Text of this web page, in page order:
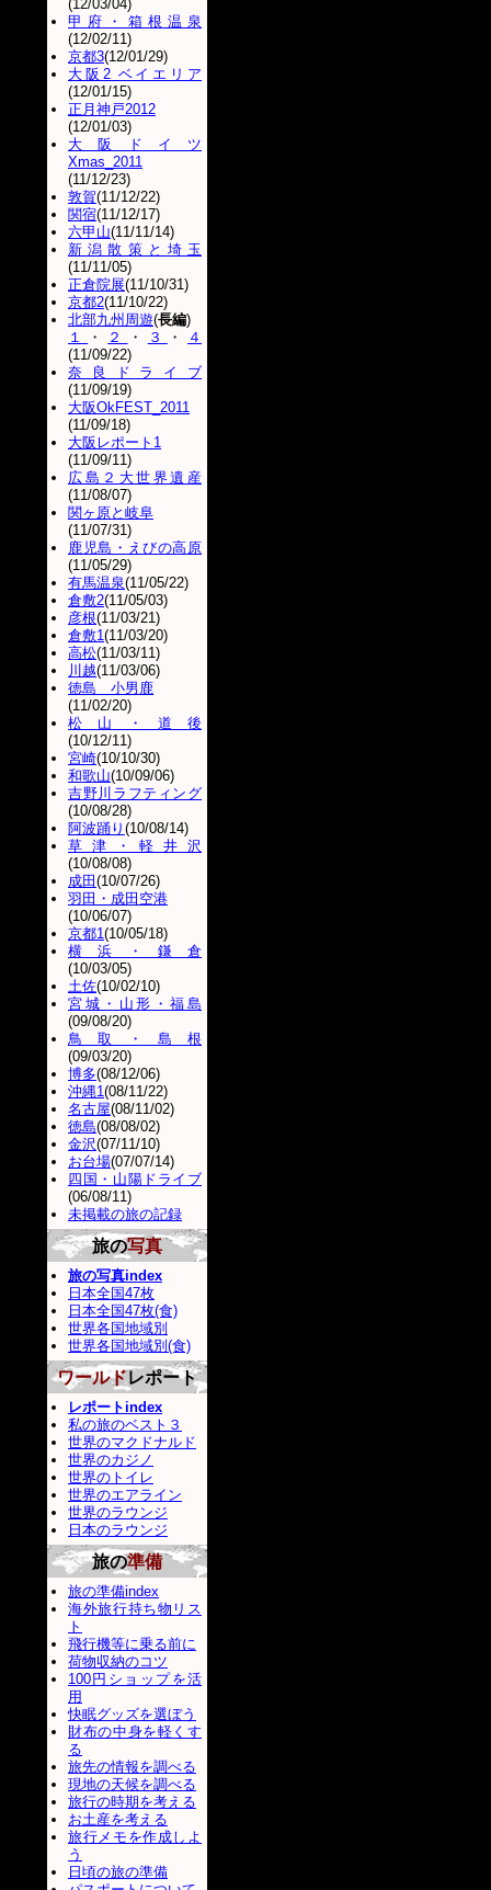
(12/03/04)
甲府・箱根温泉
(12/02/11)
京都3(12/01/29)
大阪2 ベイエリア
(12/01/15)
正月神戸2012
(12/01/03)
大阪ドイツ
Xmas_2011
(11/12/23)
敦賀(11/12/22)
関宿(11/12/17)
六甲山(11/11/14)
新潟散策と埼玉
(11/11/05)
正倉院展(11/10/31)
京都2(11/10/22)
北部九州周遊(長編)
１
・ ２ ・ ３ ・
４
(11/09/22)
奈良ドライブ
(11/09/19)
大阪OkFEST_2011
(11/09/18)
大阪レポート1
(11/09/11)
広島２大世界遺産
(11/08/07)
関ヶ原と岐阜
(11/07/31)
鹿児島・えびの高原
(11/05/29)
有馬温泉(11/05/22)
倉敷2(11/05/03)
彦根(11/03/21)
倉敷1(11/03/20)
高松(11/03/11)
川越(11/03/06)
徳島 小男鹿
(11/02/20)
松山・道後
(10/12/11)
宮崎(10/10/30)
和歌山(10/09/06)
吉野川ラフティング
(10/08/28)
阿波踊り (10/08/14)
草津・軽井沢
(10/08/08)
成田 (10/07/26)
羽田・成田空港
(10/06/07)
京都1(10/05/18)
横浜・鎌倉
(10/03/05)
土佐(10/02/10)
宮城・山形・福島
(09/08/20)
鳥取・島根
(09/03/20)
博多(08/12/06)
沖縄1(08/11/22)
名古屋(08/11/02)
徳島(08/08/02)
金沢(07/11/10)
お台場(07/07/14)
四国・山陽ドライブ
(06/08/11)
未掲載の旅の記録
旅の写真
旅の写真index
日本全国47枚
日本全国47枚(食)
世界各国地域別
世界各国地域別(食)
ワールドレポート
レポートindex
私の旅のベスト３
世界のマクドナルド
世界のカジノ
世界のトイレ
世界のエアライン
世界のラウンジ
日本のラウンジ
旅の準備
旅の準備index
海外旅行持ち物リス
ト
飛行機等に乗る前に
荷物収納のコツ
100円ショップを活
用
快眠グッズを選ぼう
財布の中身を軽くす
る
旅先の情報を調べる
現地の天候を調べる
旅行の時期を考える
お土産を考える
旅行メモを作成しよ
う
日頃の旅の準備